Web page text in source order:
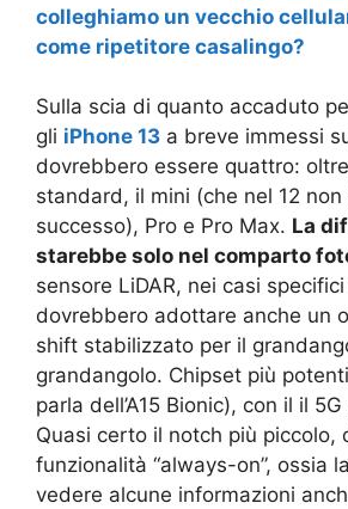
colleghiamo un vecchio
come ripetitore casalingo?
Sulla scia di quanto accaduto
gli iPhone 13 a breve immessi
dovrebbero essere quattro:
standard, il mini (che nel 12
successo), Pro e Pro Max. La
starebbe solo nel comparto
sensore LiDAR, nei casi
dovrebbero adottare anche un
shift stabilizzato per il
grandangolo. Chipset più
parla dell’A15 Bionic), con il il
Quasi certo il notch più piccolo,
funzionalità “always-on”, ossia
vedere alcune informazioni